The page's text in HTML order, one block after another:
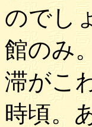
のでし
館のみ
滞がこ
時頃。